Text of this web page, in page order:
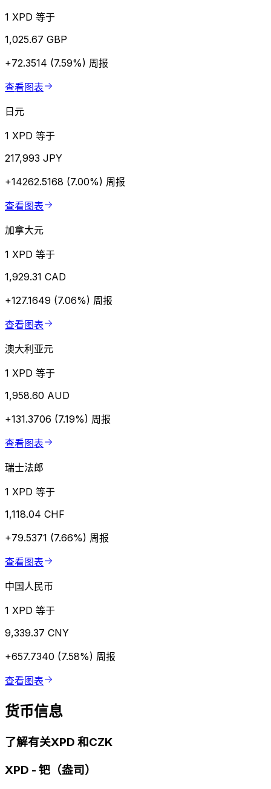
1 XPD 等于
1,025.67 GBP
+72.3514 (7.59%) 周报
查看图表
日元
1 XPD 等于
217,993 JPY
+14262.5168 (7.00%) 周报
查看图表
加拿大元
1 XPD 等于
1,929.31 CAD
+127.1649 (7.06%) 周报
查看图表
澳大利亚元
1 XPD 等于
1,958.60 AUD
+131.3706 (7.19%) 周报
查看图表
瑞士法郎
1 XPD 等于
1,118.04 CHF
+79.5371 (7.66%) 周报
查看图表
中国人民币
1 XPD 等于
9,339.37 CNY
+657.7340 (7.58%) 周报
查看图表
货币信息
了解有关XPD 和CZK
XPD - 钯（盎司）